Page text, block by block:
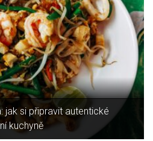
a sklokeramickou